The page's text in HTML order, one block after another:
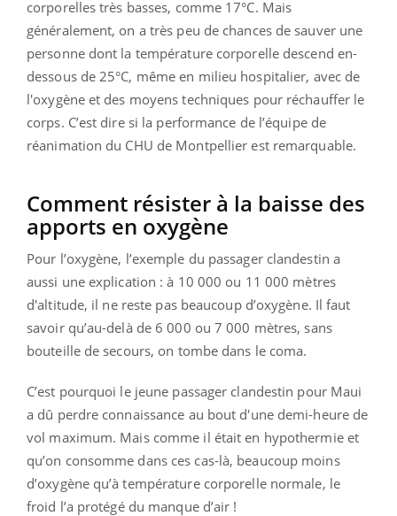
corporelles très basses, comme 17°C. Mais
généralement, on a très peu de chances de sauver une
personne dont la température corporelle descend en-
dessous de 25°C, même en milieu hospitalier, avec de
l'oxygène et des moyens techniques pour réchauffer le
corps. C’est dire si la performance de l’équipe de
réanimation du CHU de Montpellier est remarquable.
Comment résister à la baisse des
apports en oxygène
Pour l’oxygène, l’exemple du passager clandestin a
aussi une explication : à 10 000 ou 11 000 mètres
d'altitude, il ne reste pas beaucoup d’oxygène. Il faut
savoir qu’au-delà de 6 000 ou 7 000 mètres, sans
bouteille de secours, on tombe dans le coma.
C’est pourquoi le jeune passager clandestin pour Maui
a dû perdre connaissance au bout d'une demi-heure de
vol maximum. Mais comme il était en hypothermie et
qu’on consomme dans ces cas-là, beaucoup moins
d’oxygène qu’à température corporelle normale, le
froid l’a protégé du manque d’air !